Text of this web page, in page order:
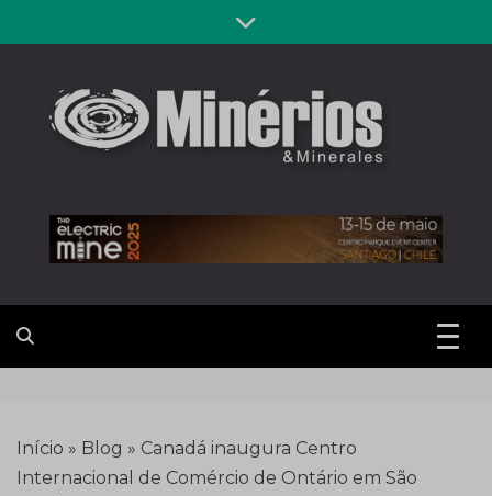
to
Revista
Minérios &
Minerales
Início » Blog » Canadá inaugura Centro
Internacional de Comércio de Ontário em São